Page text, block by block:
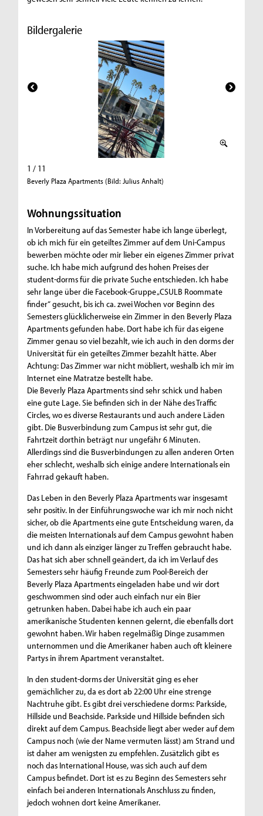
Bildergalerie
1 / 11
Beverly Plaza Apartments (Bild: Julius Anhalt)
Wohnungssituation
In Vorbereitung auf das Semester habe ich lange überlegt,
ob ich mich für ein geteiltes Zimmer auf dem Uni-Campus
bewerben möchte oder mir lieber ein eigenes Zimmer privat
suche. Ich habe mich aufgrund des hohen Preises der
student-dorms für die private Suche entschieden. Ich habe
sehr lange über die Facebook-Gruppe „CSULB Roommate
finder“ gesucht, bis ich ca. zwei Wochen vor Beginn des
Semesters glücklicherweise ein Zimmer in den Beverly Plaza
Apartments gefunden habe. Dort habe ich für das eigene
Zimmer genau so viel bezahlt, wie ich auch in den dorms der
Universität für ein geteiltes Zimmer bezahlt hätte. Aber
Achtung: Das Zimmer war nicht möbliert, weshalb ich mir im
Internet eine Matratze bestellt habe.
Die Beverly Plaza Apartments sind sehr schick und haben
eine gute Lage. Sie befinden sich in der Nähe des Traffic
Circles, wo es diverse Restaurants und auch andere Läden
gibt. Die Busverbindung zum Campus ist sehr gut, die
Fahrtzeit dorthin beträgt nur ungefähr 6 Minuten.
Allerdings sind die Busverbindungen zu allen anderen Orten
eher schlecht, weshalb sich einige andere Internationals ein
Fahrrad gekauft haben.
Das Leben in den Beverly Plaza Apartments war insgesamt
sehr positiv. In der Einführungswoche war ich mir noch nicht
sicher, ob die Apartments eine gute Entscheidung waren, da
die meisten Internationals auf dem Campus gewohnt haben
und ich dann als einziger länger zu Treffen gebraucht habe.
Das hat sich aber schnell geändert, da ich im Verlauf des
Semesters sehr häufig Freunde zum Pool-Bereich der
Beverly Plaza Apartments eingeladen habe und wir dort
geschwommen sind oder auch einfach nur ein Bier
getrunken haben. Dabei habe ich auch ein paar
amerikanische Studenten kennen gelernt, die ebenfalls dort
gewohnt haben. Wir haben regelmäßig Dinge zusammen
unternommen und die Amerikaner haben auch oft kleinere
Partys in ihrem Apartment veranstaltet.
In den student-dorms der Universität ging es eher
gemächlicher zu, da es dort ab 22:00 Uhr eine strenge
Nachtruhe gibt. Es gibt drei verschiedene dorms: Parkside,
Hillside und Beachside. Parkside und Hillside befinden sich
direkt auf dem Campus. Beachside liegt aber weder auf dem
Campus noch (wie der Name vermuten lässt) am Strand und
ist daher am wenigsten zu empfehlen. Zusätzlich gibt es
noch das International House, was sich auch auf dem
Campus befindet. Dort ist es zu Beginn des Semesters sehr
einfach bei anderen Internationals Anschluss zu finden,
jedoch wohnen dort keine Amerikaner.